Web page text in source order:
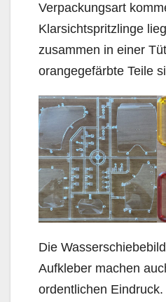
Verpackungsart
Klarsichtspritzlinge
zusammen in einer
orangegefärbte Teile
Die
Aufkleber machen
ordentlichen